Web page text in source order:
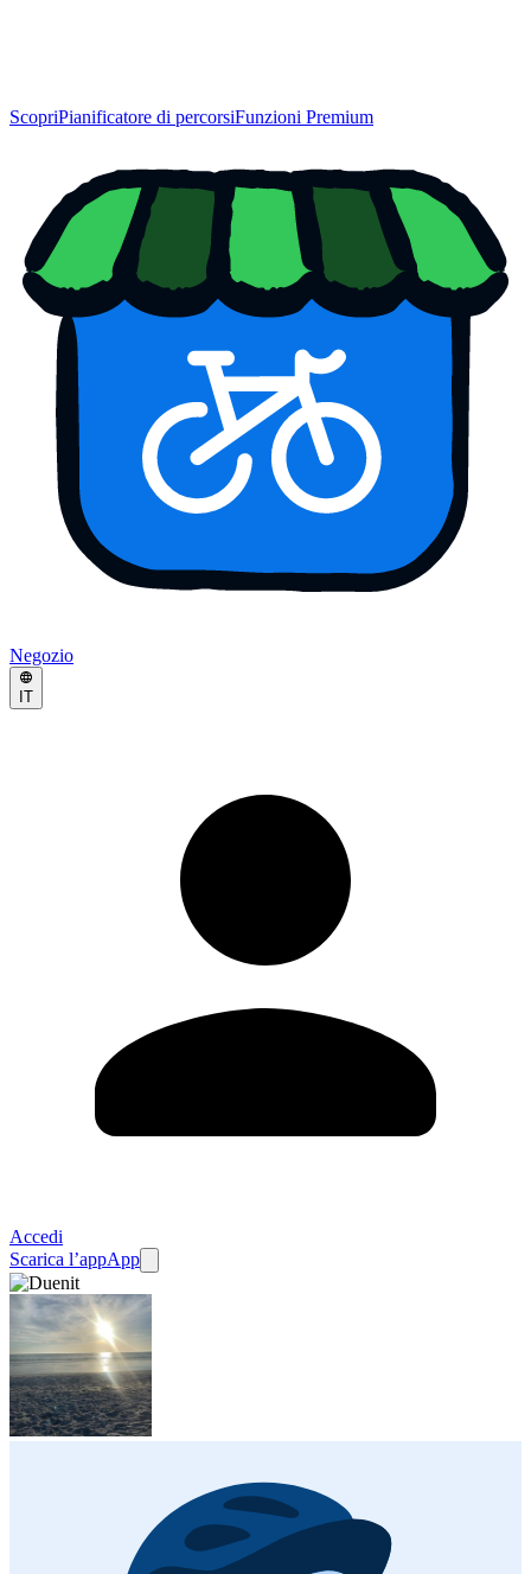
ScopriPianificatore di percorsiFunzioni Premium
Negozio
IT
Accedi
Scarica l’appApp